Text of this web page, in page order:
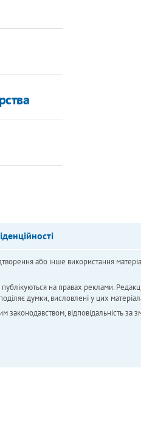
або інше використання
на правах реклами.
думки, висловлені у цих
законодавством, відповідальність